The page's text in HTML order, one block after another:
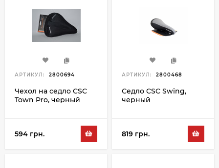
АРТИКУЛ: 2800694
Чехол на седло CSC
Town Pro, черный
594 грн.
АРТИКУЛ: 2800468
Седло CSC Swing,
черный
819 грн.